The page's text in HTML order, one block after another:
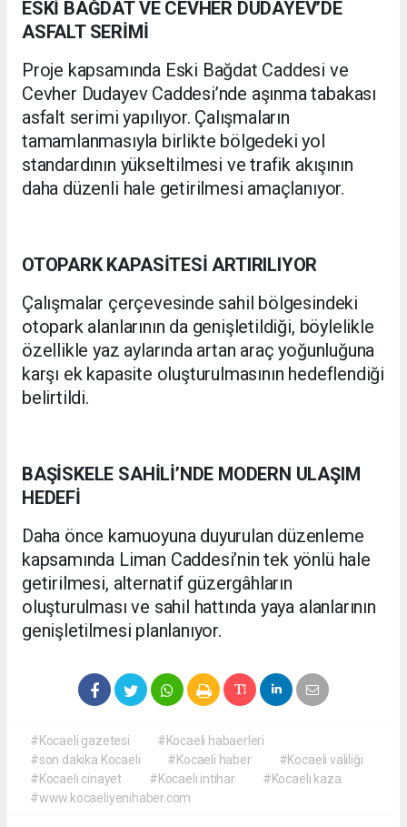
ESKİ BAĞDAT VE CEVHER DUDAYEV’DE
ASFALT SERİMİ
Proje kapsamında Eski Bağdat Caddesi ve
Cevher Dudayev Caddesi’nde aşınma tabakası
asfalt serimi yapılıyor. Çalışmaların
tamamlanmasıyla birlikte bölgedeki yol
standardının yükseltilmesi ve trafik akışının
daha düzenli hale getirilmesi amaçlanıyor.
OTOPARK KAPASİTESİ ARTIRILIYOR
Çalışmalar çerçevesinde sahil bölgesindeki
otopark alanlarının da genişletildiği, böylelikle
özellikle yaz aylarında artan araç yoğunluğuna
karşı ek kapasite oluşturulmasının hedeflendiği
belirtildi.
BAŞİSKELE SAHİLİ’NDE MODERN ULAŞIM
HEDEFİ
Daha önce kamuoyuna duyurulan düzenleme
kapsamında Liman Caddesi’nin tek yönlü hale
getirilmesi, alternatif güzergâhların
oluşturulması ve sahil hattında yaya alanlarının
genişletilmesi planlanıyor.
#Kocaeli gazetesi
#Kocaeli habaerleri
#son dakika Kocaeli
#Kocaeli haber
#Kocaeli valiliği
#Kocaeli cinayet
#Kocaeli intihar
#Kocaeli kaza
#www.kocaeliyenihaber.com